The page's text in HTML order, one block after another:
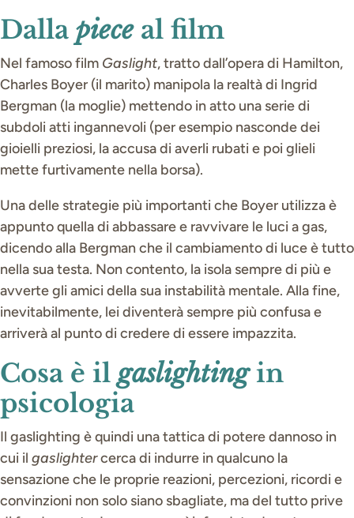
Dalla pieceal film
Nel famoso film Gaslight, tratto dall’opera di Hamilton,
Charles Boyer (il marito) manipola la realtà di Ingrid
Bergman (la moglie) mettendo in atto una serie di
subdoli atti ingannevoli (per esempio nasconde dei
gioielli preziosi, la accusa di averli rubati e poi glieli
mette furtivamente nella borsa).
Una delle strategie più importanti che Boyer utilizza è
appunto quella di abbassare e ravvivare le luci a gas,
dicendo alla Bergman che il cambiamento di luce è tutto
nella sua testa. Non contento, la isola sempre di più e
avverte gli amici della sua instabilità mentale. Alla fine,
inevitabilmente, lei diventerà sempre più confusa e
arriverà al punto di credere di essere impazzita.
Cosa è ilgaslightingin
psicologia
Il gaslighting è quindi una tattica di potere dannoso in
cui il gaslightercerca di indurre in qualcuno la
sensazione che le proprie reazioni, percezioni, ricordi e
convinzioni non solo siano sbagliate, ma del tutto prive